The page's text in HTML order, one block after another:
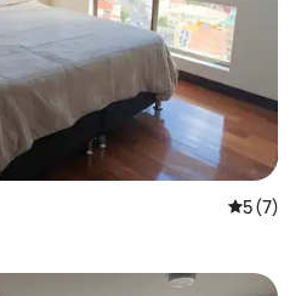
5 de
5 (7)